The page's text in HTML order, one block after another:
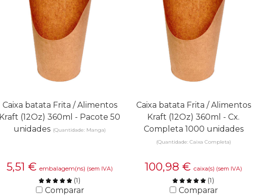
Caixa batata Frita / Alimentos
Kraft (12Oz) 360ml - Pacote 50
unidades (Quantidade: Manga)
5,51 € embalagem(ns) (sem IVA)
(1)
Comparar
Caixa batata Frita / Alimentos
Kraft (12Oz) 360ml - Cx.
Completa 1000 unidades
(Quantidade: Caixa Completa)
100,98 € caixa(s) (sem IVA)
(1)
Comparar